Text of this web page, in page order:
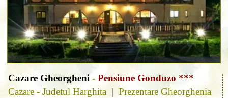
Cazare Gheorgheni - Pensiune Gonduzo ***
Cazare - Judetul Harghita | Prezentare Gheorghenia